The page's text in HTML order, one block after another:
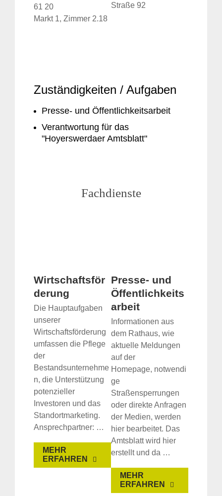
61 20
Markt 1, Zimmer 2.18
Straße 92
Zuständigkeiten / Aufgaben
Presse- und Öffentlichkeitsarbeit
Verantwortung für das
"Hoyerswerdaer Amtsblatt"
Fachdienste
Wirtschaftsför
derung
Die Hauptaufgaben
unserer
Wirtschaftsförderung
umfassen die Pflege
der
Bestandsunternehme
n, die Unterstützung
potenzieller
Investoren und das
Standortmarketing.
Ansprechpartner: …
MEHR
ERFAHREN
Presse- und
Öffentlichkeits
arbeit
Informationen aus
dem Rathaus, wie
aktuelle Meldungen
auf der
Homepage, notwendi
ge
Straßensperrungen
oder direkte Anfragen
der Medien, werden
hier bearbeitet. Das
Amtsblatt wird hier
erstellt und da …
MEHR
ERFAHREN